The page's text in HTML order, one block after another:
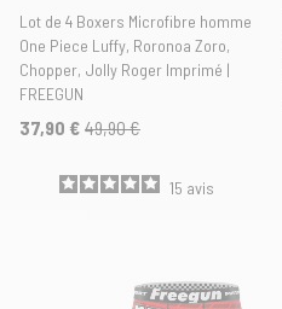
Lot de 4 Boxers Microfibre homme
One Piece Luffy, Roronoa Zoro,
Chopper, Jolly Roger Imprimé |
FREEGUN
37,90 € 49,90 €
15 avis